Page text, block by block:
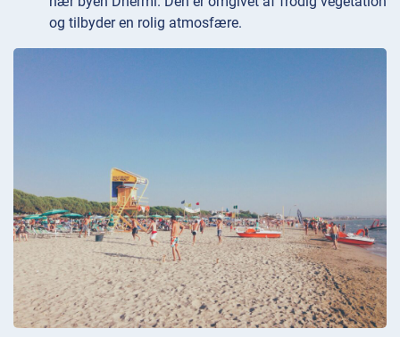
og tilbyder en rolig atmosfære.